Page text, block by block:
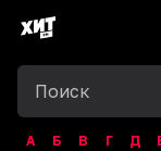
А Б В Г Д